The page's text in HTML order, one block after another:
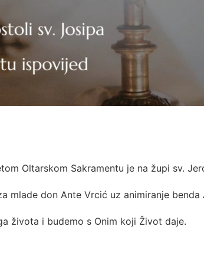
Oltarskom Sakramentu je na župi sv.
mlade don Ante Vrcić uz animiranje
života i budemo s Onim koji Život daje.